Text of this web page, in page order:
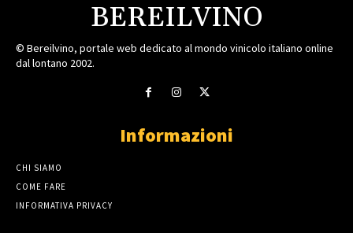
BEREILVINO
© Bereilvino, portale web dedicato al mondo vinicolo italiano online
dal lontano 2002.
Informazioni
CHI SIAMO
COME FARE
INFORMATIVA PRIVACY